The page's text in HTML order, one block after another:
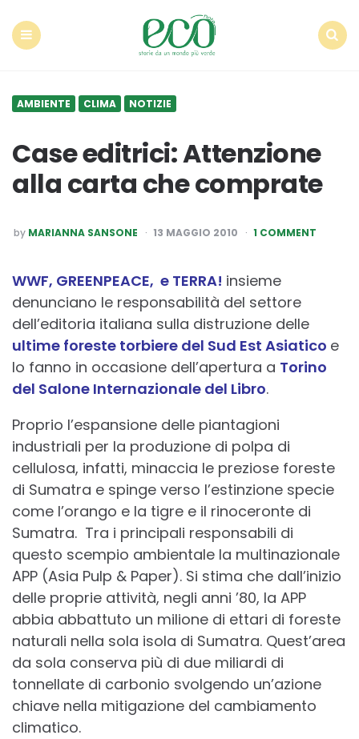
AMBIENTE CLIMA NOTIZIE
Case editrici: Attenzione
alla carta che comprate
POSTED
BY
by MARIANNA SANSONE 13 MAGGIO 2010 1 COMMENT
WWF, GREENPEACE, e TERRA! insieme
denunciano le responsabilità del settore
dell’editoria italiana sulla distruzione delle
ultime foreste torbiere del Sud Est Asiatico e
lo fanno in occasione dell’apertura a Torino
del Salone Internazionale del Libro.
Proprio l’espansione delle piantagioni
industriali per la produzione di polpa di
cellulosa, infatti, minaccia le preziose foreste
di Sumatra e spinge verso l’estinzione specie
come l’orango e la tigre e il rinoceronte di
Sumatra. Tra i principali responsabili di
questo scempio ambientale la multinazionale
APP (Asia Pulp & Paper). Si stima che dall’inizio
delle proprie attività, negli anni ’80, la APP
abbia abbattuto un milione di ettari di foreste
naturali nella sola isola di Sumatra. Quest’area
da sola conserva più di due miliardi di
tonnellate di carbonio svolgendo un’azione
chiave nella mitigazione del cambiamento
climatico.